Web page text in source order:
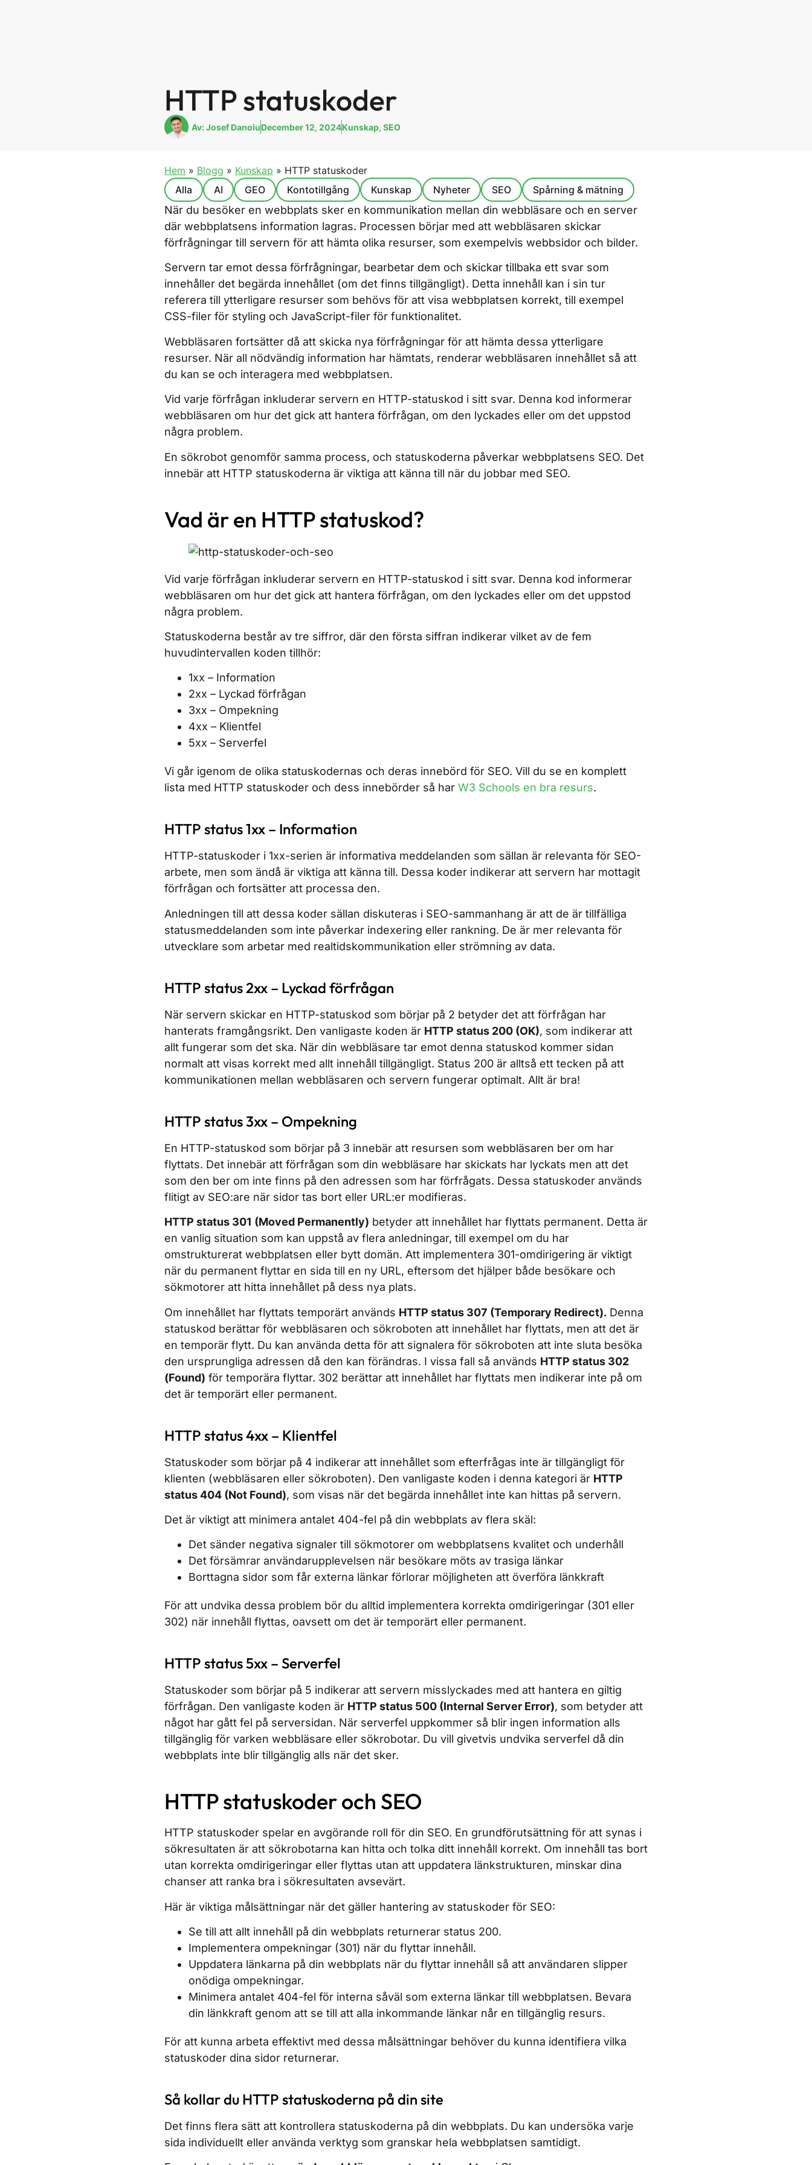
HTTP statuskoder
Av:Josef DanoiuDecember 12, 2024Kunskap, SEO
Hem » Blogg » Kunskap » HTTP statuskoder
Alla
AI GEO Kontotillgång Kunskap Nyheter SEO Spårning & mätning
När du besöker en webbplats sker en kommunikation mellan din webbläsare och en server
där webbplatsens information lagras. Processen börjar med att webbläsaren skickar
förfrågningar till servern för att hämta olika resurser, som exempelvis webbsidor och bilder.
Servern tar emot dessa förfrågningar, bearbetar dem och skickar tillbaka ett svar som
innehåller det begärda innehållet (om det finns tillgängligt). Detta innehåll kan i sin tur
referera till ytterligare resurser som behövs för att visa webbplatsen korrekt, till exempel
CSS-filer för styling och JavaScript-filer för funktionalitet.
Webbläsaren fortsätter då att skicka nya förfrågningar för att hämta dessa ytterligare
resurser. När all nödvändig information har hämtats, renderar webbläsaren innehållet så att
du kan se och interagera med webbplatsen.
Vid varje förfrågan inkluderar servern en HTTP-statuskod i sitt svar. Denna kod informerar
webbläsaren om hur det gick att hantera förfrågan, om den lyckades eller om det uppstod
några problem.
En sökrobot genomför samma process, och statuskoderna påverkar webbplatsens SEO. Det
innebär att HTTP statuskoderna är viktiga att känna till när du jobbar med SEO.
Vad är en HTTP statuskod?
Vid varje förfrågan inkluderar servern en HTTP-statuskod i sitt svar. Denna kod informerar
webbläsaren om hur det gick att hantera förfrågan, om den lyckades eller om det uppstod
några problem.
Statuskoderna består av tre siffror, där den första siffran indikerar vilket av de fem
huvudintervallen koden tillhör:
1xx – Information
2xx – Lyckad förfrågan
3xx – Ompekning
4xx – Klientfel
5xx – Serverfel
Vi går igenom de olika statuskodernas och deras innebörd för SEO. Vill du se en komplett
lista med HTTP statuskoder och dess innebörder så har W3 Schools en bra resurs.
HTTP status 1xx – Information
HTTP-statuskoder i 1xx-serien är informativa meddelanden som sällan är relevanta för SEO-
arbete, men som ändå är viktiga att känna till. Dessa koder indikerar att servern har mottagit
förfrågan och fortsätter att processa den.
Anledningen till att dessa koder sällan diskuteras i SEO-sammanhang är att de är tillfälliga
statusmeddelanden som inte påverkar indexering eller rankning. De är mer relevanta för
utvecklare som arbetar med realtidskommunikation eller strömning av data.
HTTP status 2xx – Lyckad förfrågan
När servern skickar en HTTP-statuskod som börjar på 2 betyder det att förfrågan har
hanterats framgångsrikt. Den vanligaste koden är HTTP status 200 (OK), som indikerar att
allt fungerar som det ska. När din webbläsare tar emot denna statuskod kommer sidan
normalt att visas korrekt med allt innehåll tillgängligt. Status 200 är alltså ett tecken på att
kommunikationen mellan webbläsaren och servern fungerar optimalt. Allt är bra!
HTTP status 3xx – Ompekning
En HTTP-statuskod som börjar på 3 innebär att resursen som webbläsaren ber om har
flyttats. Det innebär att förfrågan som din webbläsare har skickats har lyckats men att det
som den ber om inte finns på den adressen som har förfrågats. Dessa statuskoder används
flitigt av SEO:are när sidor tas bort eller URL:er modifieras.
HTTP status 301 (Moved Permanently) betyder att innehållet har flyttats permanent. Detta är
en vanlig situation som kan uppstå av flera anledningar, till exempel om du har
omstrukturerat webbplatsen eller bytt domän. Att implementera 301-omdirigering är viktigt
när du permanent flyttar en sida till en ny URL, eftersom det hjälper både besökare och
sökmotorer att hitta innehållet på dess nya plats.
Om innehållet har flyttats temporärt används HTTP status 307 (Temporary Redirect). Denna
statuskod berättar för webbläsaren och sökroboten att innehållet har flyttats, men att det är
en temporär flytt. Du kan använda detta för att signalera för sökroboten att inte sluta besöka
den ursprungliga adressen då den kan förändras. I vissa fall så används HTTP status 302
(Found) för temporära flyttar. 302 berättar att innehållet har flyttats men indikerar inte på om
det är temporärt eller permanent.
HTTP status 4xx – Klientfel
Statuskoder som börjar på 4 indikerar att innehållet som efterfrågas inte är tillgängligt för
klienten (webbläsaren eller sökroboten). Den vanligaste koden i denna kategori är HTTP
status 404 (Not Found), som visas när det begärda innehållet inte kan hittas på servern.
Det är viktigt att minimera antalet 404-fel på din webbplats av flera skäl:
Det sänder negativa signaler till sökmotorer om webbplatsens kvalitet och underhåll
Det försämrar användarupplevelsen när besökare möts av trasiga länkar
Borttagna sidor som får externa länkar förlorar möjligheten att överföra länkkraft
För att undvika dessa problem bör du alltid implementera korrekta omdirigeringar (301 eller
302) när innehåll flyttas, oavsett om det är temporärt eller permanent.
HTTP status 5xx – Serverfel
Statuskoder som börjar på 5 indikerar att servern misslyckades med att hantera en giltig
förfrågan. Den vanligaste koden är HTTP status 500 (Internal Server Error), som betyder att
något har gått fel på serversidan. När serverfel uppkommer så blir ingen information alls
tillgänglig för varken webbläsare eller sökrobotar. Du vill givetvis undvika serverfel då din
webbplats inte blir tillgänglig alls när det sker.
HTTP statuskoder och SEO
HTTP statuskoder spelar en avgörande roll för din SEO. En grundförutsättning för att synas i
sökresultaten är att sökrobotarna kan hitta och tolka ditt innehåll korrekt. Om innehåll tas bort
utan korrekta omdirigeringar eller flyttas utan att uppdatera länkstrukturen, minskar dina
chanser att ranka bra i sökresultaten avsevärt.
Här är viktiga målsättningar när det gäller hantering av statuskoder för SEO:
Se till att allt innehåll på din webbplats returnerar status 200.
Implementera ompekningar (301) när du flyttar innehåll.
Uppdatera länkarna på din webbplats när du flyttar innehåll så att användaren slipper
onödiga ompekningar.
Minimera antalet 404-fel för interna såväl som externa länkar till webbplatsen. Bevara
din länkkraft genom att se till att alla inkommande länkar når en tillgänglig resurs.
För att kunna arbeta effektivt med dessa målsättningar behöver du kunna identifiera vilka
statuskoder dina sidor returnerar.
Så kollar du HTTP statuskoderna på din site
Det finns flera sätt att kontrollera statuskoderna på din webbplats. Du kan undersöka varje
sida individuellt eller använda verktyg som granskar hela webbplatsen samtidigt.